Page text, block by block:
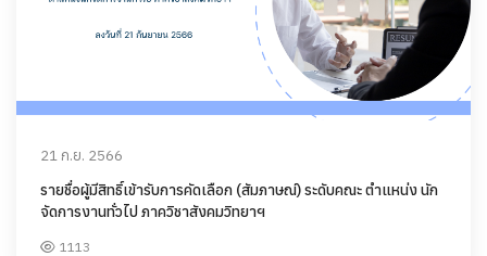
21 ก.ย. 2566
รายชื่อผู้มีสิทธิ์เข้ารับการคัดเลือก (สัมภาษณ์) ระดับคณะ ตำแหน่ง นัก
จัดการงานทั่วไป ภาควิชาสังคมวิทยาฯ
1113